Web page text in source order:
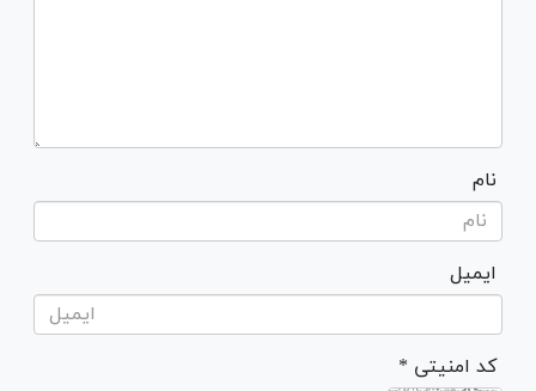
نام
ایمیل
* کد امنیتی